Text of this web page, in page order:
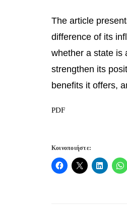
The article
difference of its
whether a state is
strengthen its
benefits it offers,
PDF
Κοινοποιήστε: